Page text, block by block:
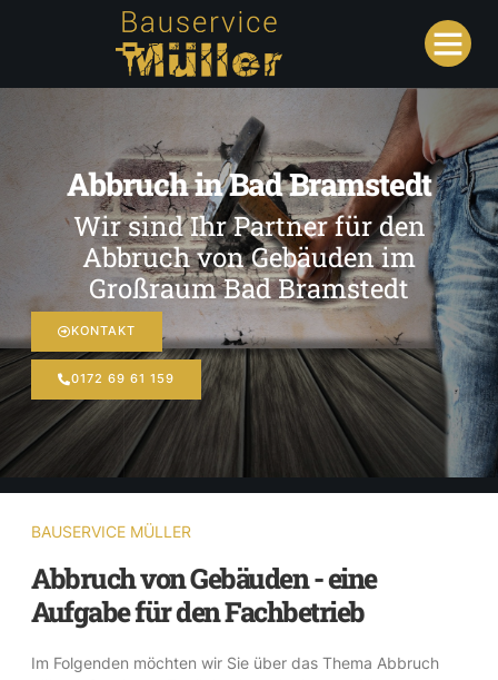
Abbruch in Bad Bramstedt
Wir sind Ihr Partner für den
Abbruch von Gebäuden im
Großraum Bad Bramstedt
KONTAKT
0172 69 61 159
BAUSERVICE MÜLLER
Abbruch von Gebäuden - eine
Aufgabe für den Fachbetrieb
Im Folgenden möchten wir Sie über das Thema Abbruch